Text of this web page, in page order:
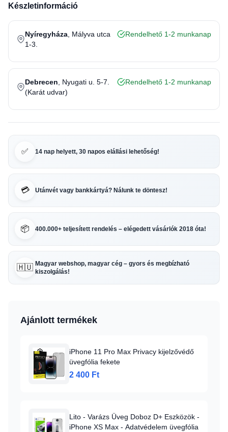
Készletinformáció
Nyíregyháza , Mályva utca
1-3.
Rendelhető 1-2 munkanap
Debrecen , Nyugati u. 5-7.
(Karát udvar)
Rendelhető 1-2 munkanap
✅ 14 nap helyett, 30 napos elállási lehetőség!
💳 Utánvét vagy bankkártyá? Nálunk te döntesz!
📦 400.000+ teljesített rendelés – elégedett vásárlók 2018 óta!
🇭🇺 Magyar webshop, magyar cég – gyors és megbízható
kiszolgálás!
Ajánlott termékek
iPhone 11 Pro Max Privacy kijelzővédő
üvegfólia fekete
2 400 Ft
Lito - Varázs Üveg Doboz D+ Eszközök -
iPhone XS Max - Adatvédelem üvegfólia